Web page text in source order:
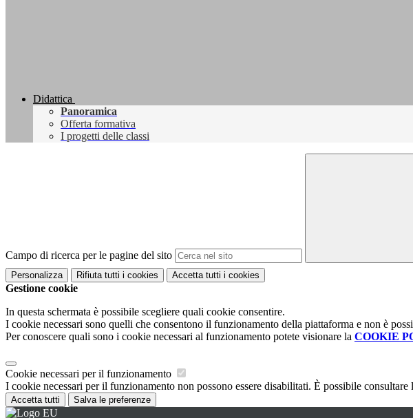
Didattica
Panoramica
Offerta formativa
I progetti delle classi
Campo di ricerca per le pagine del sito
Personalizza Rifiuta tutti i cookies Accetta tutti i cookies
Gestione cookie
In questa schermata è possibile scegliere quali cookie consentire.
I cookie necessari sono quelli che consentono il funzionamento della piattaforma e non è
Per conoscere quali sono i cookie necessari al funzionamento potete visionare la COOKIE
Cookie necessari per il funzionamento
I cookie necessari per il funzionamento non possono essere disabilitati. È possibile
Accetta tutti Salva le preferenze